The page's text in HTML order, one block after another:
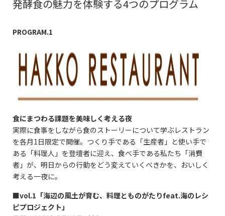
発酵食の魅力を体験する4つのプログラム
PROGRAM.1
食にまつわる課題を美味しく考える夜
実際に食事をしながら食のストーリーについて学ぶレストラン
を各月1日限定で開催。つくり手である「生産者」と使い手で
ある「料理人」を登壇者に迎え、食べ手である私たち「消費
者」が、明日からの行動をどう変えていくべきかを、おいしく
考える一夜に。
■vol.1「海辺の風土が育む、料理とものがたりfeat.海のレシ
ピプロジェクト」